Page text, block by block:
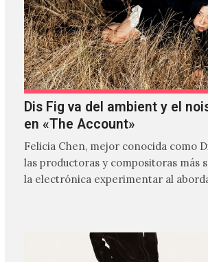
Dis Fig va del ambient y el
en «The Account»
Felicia Chen, mejor conocida como
las productoras y compositoras más
la electrónica experimentar al